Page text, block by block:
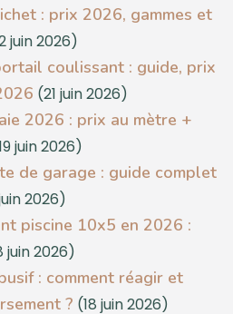
: prix 2026, gammes et
juin 2026)
coulissant : guide, prix
(21 juin 2026)
2026 : prix au mètre +
juin 2026)
de garage : guide complet
2026)
piscine 10x5 en 2026 :
juin 2026)
: comment réagir et
? (18 juin 2026)